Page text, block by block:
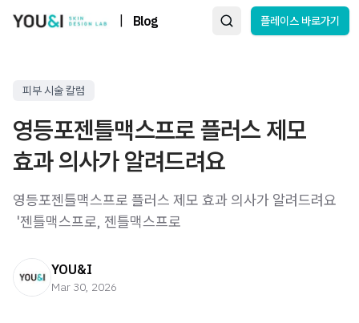
Blog 플레이스 바로가기
피부 시술 칼럼
영등포젠틀맥스프로 플러스 제모
효과 의사가 알려드려요
영등포젠틀맥스프로 플러스 제모 효과 의사가 알려드려요 ​
​ '젠틀맥스프로, 젠틀맥스프로
YOU&I
Mar 30, 2026